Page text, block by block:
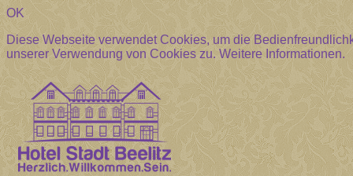
OK
Diese Webseite verwendet Cookies, um die
unserer Verwendung von Cookies zu.Weitere Informationen.